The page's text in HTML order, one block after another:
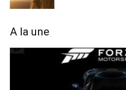
A la une